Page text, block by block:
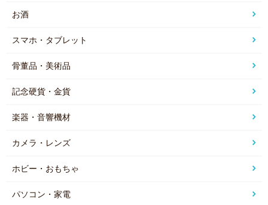
お酒
スマホ・タブレット
骨董品・美術品
記念硬貨・金貨
楽器・音響機材
カメラ・レンズ
ホビー・おもちゃ
パソコン・家電